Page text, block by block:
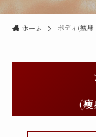
ホーム ボディ(痩
(痩